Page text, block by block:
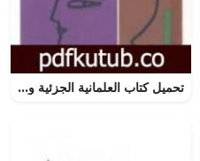
تحميل كتاب العلمانية الجزئية والعلمانية الشاملة – التطبيق – الجزء الثاني PDF تأليف عبد الوهاب المسيري مجانا [كامل]